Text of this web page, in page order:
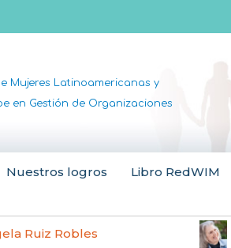
Mujeres Latinoamericanas y
en Gestión de Organizaciones
Nuestros logros Libro RedWIM
Ruiz Robles